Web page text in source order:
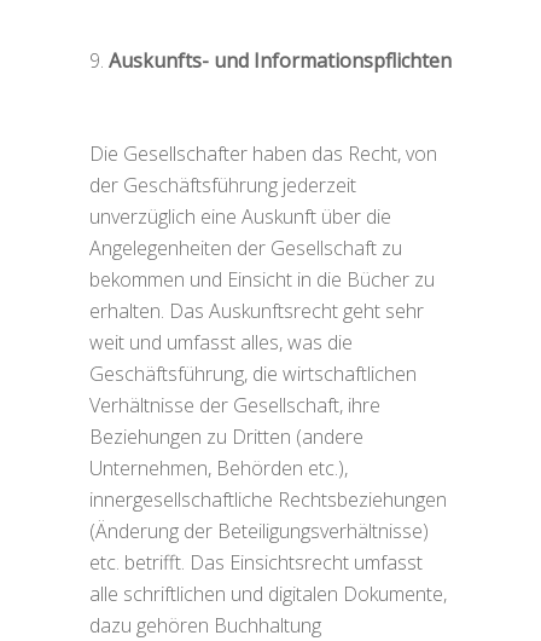
Auskunfts- und Informationspflichten
Die Gesellschafter haben das Recht, von
der Geschäftsführung jederzeit
unverzüglich eine Auskunft über die
Angelegenheiten der Gesellschaft zu
bekommen und Einsicht in die Bücher zu
erhalten. Das Auskunftsrecht geht sehr
weit und umfasst alles, was die
Geschäftsführung, die wirtschaftlichen
Verhältnisse der Gesellschaft, ihre
Beziehungen zu Dritten (andere
Unternehmen, Behörden etc.),
innergesellschaftliche Rechtsbeziehungen
(Änderung der Beteiligungsverhältnisse)
etc. betrifft. Das Einsichtsrecht umfasst
alle schriftlichen und digitalen Dokumente,
dazu gehören Buchhaltung